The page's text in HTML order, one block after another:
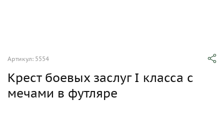
Артикул: 5554
Крест боевых заслуг I класса с
мечами в футляре